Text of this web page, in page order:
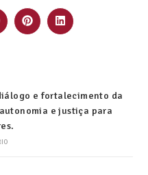
e fortalecimento da
e justiça para